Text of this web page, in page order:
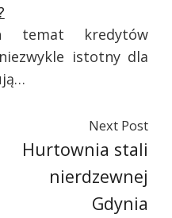
temat kredytów
istotny dla
Next Post
Hurtownia stali
nierdzewnej
Gdynia